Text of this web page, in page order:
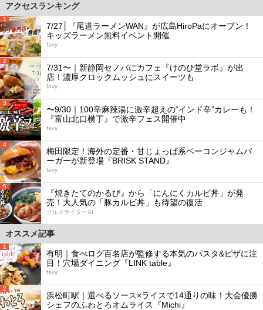
アクセスランキング
1
7/27│『尾道ラーメンWAN』が広島HiroPaにオープン！
キッズラーメン無料イベント開催
favy
2
7/31〜｜新静岡セノバにカフェ『けのひ堂ラボ』が出
店！濃厚クロックムッシュにスイーツも
favy
3
〜9/30｜100辛麻辣湯に激辛超えの“インド辛”カレーも！
『富山北口横丁』で激辛フェス開催中
favy
4
梅田限定！海外の定番・甘じょっぱ系ベーコンジャムバ
ーガーが新登場『BRISK STAND』
favy
5
『焼きたてのかるび』から「にんにくカルビ丼」が発
売！大人気の「豚カルビ丼」も待望の復活
グルメライターAI
オススメ記事
1
有明｜食べログ百名店が監修する本気のパスタ&ピザに注
目！穴場ダイニング『LINK table』
favy
2
浜松町駅｜選べるソース×ライスで14通りの味！大会優勝
シェフのふわとろオムライス『Michi』